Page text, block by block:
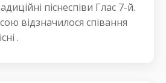
піснеспіви Глас 7-й.
відзначилося співання
.